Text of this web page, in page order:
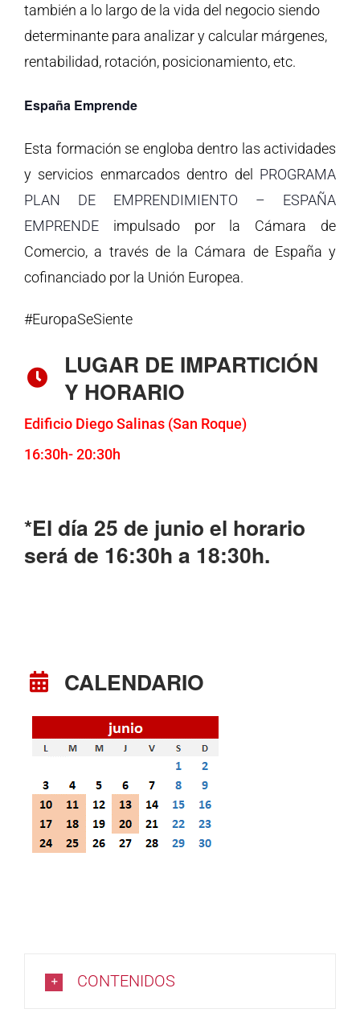
también a lo largo de la vida del negocio siendo
determinante para analizar y calcular márgenes,
rentabilidad, rotación, posicionamiento, etc.
España Emprende
Esta formación se engloba dentro las actividades
y servicios enmarcados dentro del PROGRAMA
PLAN DE EMPRENDIMIENTO – ESPAÑA
EMPRENDE impulsado por la Cámara de
Comercio, a través de la Cámara de España y
cofinanciado por la Unión Europea.
#EuropaSeSiente
LUGAR DE IMPARTICIÓN
Y HORARIO
Edificio Diego Salinas (San Roque)
16:30h- 20:30h
*El día 25 de junio el horario
será de 16:30h a 18:30h.
CALENDARIO
CONTENIDOS